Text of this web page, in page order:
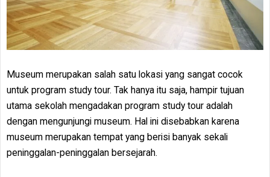
Museum merupakan salah satu lokasi yang sangat cocok
untuk program study tour. Tak hanya itu saja, hampir tujuan
utama sekolah mengadakan program study tour adalah
dengan mengunjungi museum. Hal ini disebabkan karena
museum merupakan tempat yang berisi banyak sekali
peninggalan-peninggalan bersejarah.